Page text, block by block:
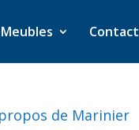
Meubles Contact
de Marinier